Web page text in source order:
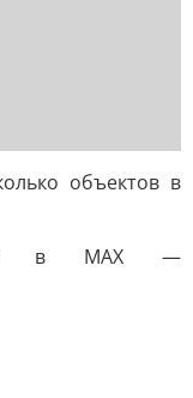
объектов в
в MAX —